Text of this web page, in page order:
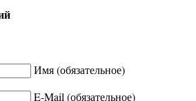
Имя (обязательное)
E-Mail (обязательное)